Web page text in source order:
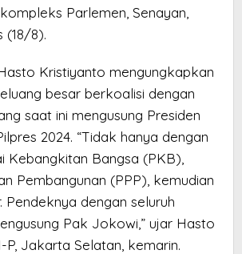
Parlemen, Senayan,
(18/8).
Kristiyanto mengungkapkan
besar berkoalisi dengan
saat ini mengusung Presiden
2024. “Tidak hanya dengan
Kebangkitan Bangsa (PKB),
Pembangunan (PPP), kemudian
Pendeknya dengan seluruh
Pak Jokowi,” ujar Hasto
P, Jakarta Selatan, kemarin.